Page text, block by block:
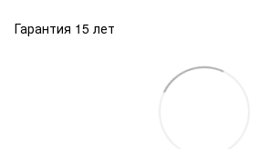
Гарантия 15 лет